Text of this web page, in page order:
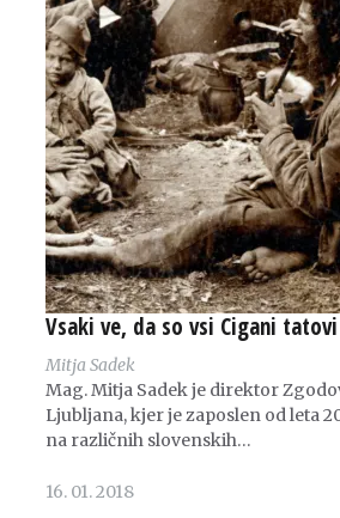
Vsaki ve, da so vsi Cigani
Mitja Sadek
Mag. Mitja Sadek je direktor
Ljubljana, kjer je zaposlen od leta
na različnih slovenskih…
16. 01. 2018